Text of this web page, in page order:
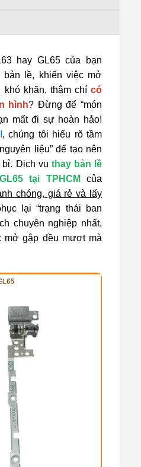
hay GL65 của bạn
lề, khiến việc mở
khăn, thậm chí có
hình? Đừng để “món
mất đi sự hoàn hảo!
, chúng tôi hiểu rõ tầm
liệu” để tạo nên
bỉ. Dịch vụ thay bản lề
tại TPHCM của
chóng, giá rẻ và lấy
lại “trạng thái ban
chuyên nghiệp nhất,
mở gập đều mượt mà